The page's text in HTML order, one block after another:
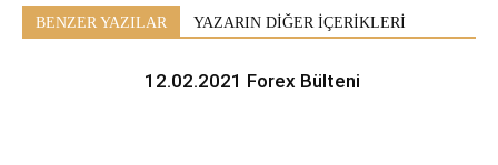
BENZER YAZILAR YAZARIN DİĞER İÇERİKLERİ
12.02.2021 Forex Bülteni